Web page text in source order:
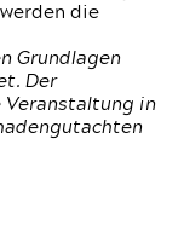
die
Grundlagen
Der
Veranstaltung in